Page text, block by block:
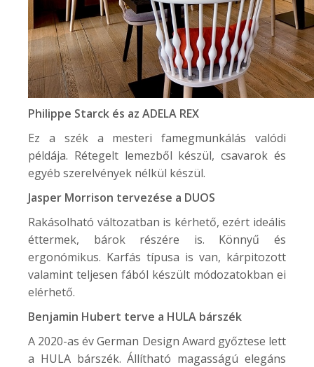
Philippe Starck és az ADELA REX
Ez a szék a mesteri famegmunkálás valódi
példája. Rétegelt lemezből készül, csavarok és
egyéb szerelvények nélkül készül.
Jasper Morrison tervezése a DUOS
Rakásolható változatban is kérhető, ezért ideális
éttermek, bárok részére is. Könnyű és
ergonómikus. Karfás típusa is van, kárpitozott
valamint teljesen fából készült módozatokban ei
elérhető.
Benjamin Hubert terve a HULA bárszék
A 2020-as év German Design Award győztese lett
a HULA bárszék. Állítható magasságú elegáns